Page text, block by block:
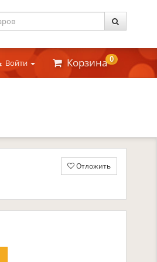
Войти Корзина0
Отложить